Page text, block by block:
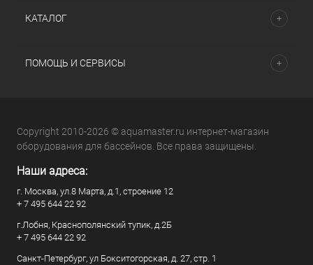
КАТАЛОГ
ПОМОЩЬ И СЕРВИСЫ
Copyright 2010-2026 © aquamaster.ru интернет-магазин
оборудования для бассейнов. Все права защищены.
Наши адреса:
г. Москва, ул.8 Марта, д.1, строение 12
+ 7 495 644 22 92
г.Лобня, Краснополянский тупик, д.2Б
+ 7 495 644 22 92
Санкт-Петербург, ул Бокситогорская, д. 27, стр. 1